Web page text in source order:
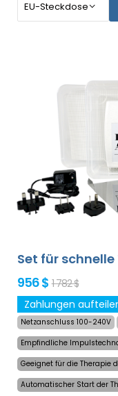
Sprache vor.
Set für
956 $ 1 782 $
Zahlungen
Netzanschluss 100-240V
Empfindliche
Geeignet für die Therapie
Automatischer Start der